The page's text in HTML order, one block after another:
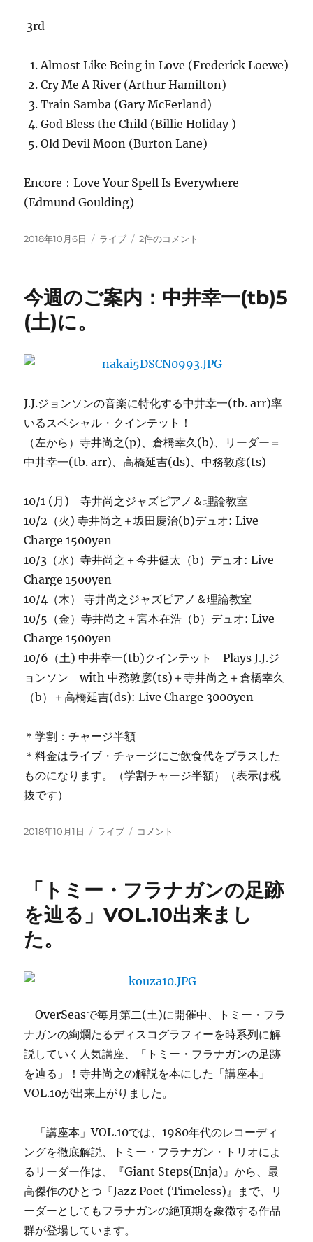
3rd
Almost Like Being in Love (Frederick Loewe)
Cry Me A River (Arthur Hamilton)
Train Samba (Gary McFerland)
God Bless the Child (Billie Holiday )
Old Devil Moon (Burton Lane)
Encore：Love Your Spell Is Everywhere
(Edmund Goulding)
投
2018年10月6日
カ
ー
ライブ
中
J.J.5+石
今
の
目
へ
の
2件のコメント
今週のご案内：中井幸一(tb)5
(土)に。
J.J.ジョンソンの音楽に特化する中井幸一(tb. arr)率
いるスペシャル・クインテット！
（左から）寺井尚之(p)、倉橋幸久(b)、リーダー＝
中井幸一(tb. arr)、高橋延吉(ds)、中務敦彦(ts)
10/1 (月) 寺井尚之ジャズピアノ＆理論教室
10/2（火) 寺井尚之＋坂田慶治(b)デュオ: Live
Charge 1500yen
10/3（水）寺井尚之＋今井健太（b）デュオ: Live
Charge 1500yen
10/4（木） 寺井尚之ジャズピアノ＆理論教室
10/5（金）寺井尚之＋宮本在浩（b）デュオ: Live
Charge 1500yen
10/6（土) 中井幸一(tb)クインテット Plays J.J.ジ
ョンソン with 中務敦彦(ts)＋寺井尚之＋倉橋幸久
（b）＋高橋延吉(ds): Live Charge 3000yen
＊学割：チャージ半額
＊料金はライブ・チャージにご飲食代をプラスした
ものになります。（学割チャージ半額）（表示は税
抜です）
投
2018年10月1日
カ
ー
ライブ
今
案
中
(tb)5
に。
に
コメント
「トミー・フラナガンの足跡
を辿る」VOL.10出来まし
た。
OverSeasで毎月第二(土)に開催中、トミー・フラ
ナガンの絢爛たるディスコグラフィーを時系列に解
説していく人気講座、「トミー・フラナガンの足跡
を辿る」！寺井尚之の解説を本にした「講座本」
VOL.10が出来上がりました。
「講座本」VOL.10では、1980年代のレコーディ
ングを徹底解説、トミー・フラナガン・トリオによ
るリーダー作は、『Giant Steps(Enja)』から、最
高傑作のひとつ『Jazz Poet (Timeless)』まで、リ
ーダーとしてもフラナガンの絶頂期を象徴する作品
群が登場しています。